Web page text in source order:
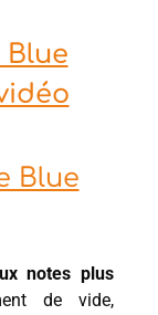
Blue
Blue
notes plus
de vide,